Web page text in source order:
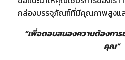
กล่องบรรจุภัณฑ์ที่มีคุณภาพสูงแล
“เพื่อตอบสนองความต้องกา
คุณ”